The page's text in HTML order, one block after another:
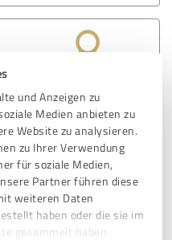
und Anzeigen zu
Medien anbieten zu
Website zu analysieren.
zu Ihrer Verwendung
für soziale Medien,
Partner führen diese
weiteren Daten
haben oder die sie im
gesammelt haben.
allgemein sehr
schwappt immer gut
Durch ihre
auf Fragen von mir oft
hilft in der jeweiligen
Ausbildungen bringt sie